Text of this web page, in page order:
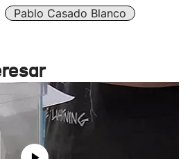
Pablo Casado Blanco